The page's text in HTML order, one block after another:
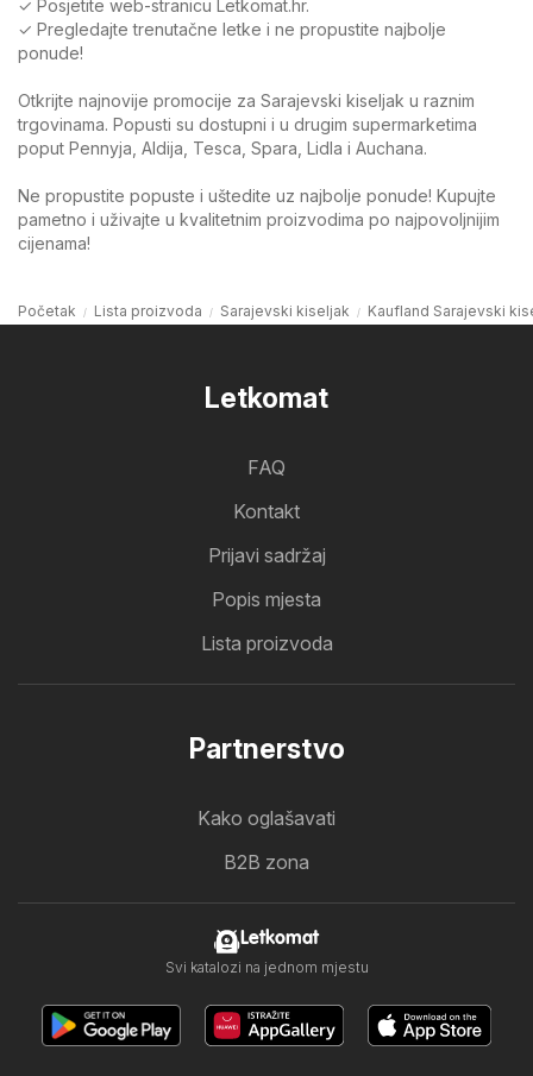
✓ Posjetite web-stranicu Letkomat.hr.
✓ Pregledajte trenutačne letke i ne propustite najbolje
ponude!
Otkrijte najnovije promocije za Sarajevski kiseljak u raznim
trgovinama. Popusti su dostupni i u drugim supermarketima
poput Pennyja, Aldija, Tesca, Spara, Lidla i Auchana.
Ne propustite popuste i uštedite uz najbolje ponude! Kupujte
pametno i uživajte u kvalitetnim proizvodima po najpovoljnijim
cijenama!
Početak Lista proizvoda Sarajevski kiseljak Kaufland Sarajevski
Letkomat
FAQ
Kontakt
Prijavi sadržaj
Popis mjesta
Lista proizvoda
Partnerstvo
Kako oglašavati
B2B zona
Letkomat
Svi katalozi na jednom mjestu